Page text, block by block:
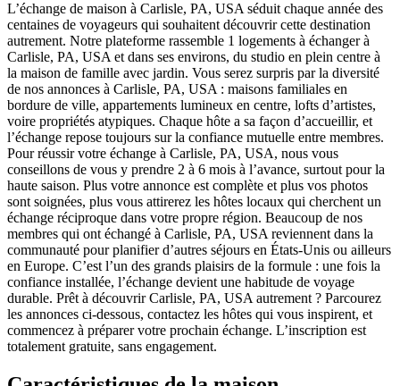
L’échange de maison à Carlisle, PA, USA séduit chaque année des
centaines de voyageurs qui souhaitent découvrir cette destination
autrement. Notre plateforme rassemble 1 logements à échanger à
Carlisle, PA, USA et dans ses environs, du studio en plein centre à
la maison de famille avec jardin. Vous serez surpris par la diversité
de nos annonces à Carlisle, PA, USA : maisons familiales en
bordure de ville, appartements lumineux en centre, lofts d’artistes,
voire propriétés atypiques. Chaque hôte a sa façon d’accueillir, et
l’échange repose toujours sur la confiance mutuelle entre membres.
Pour réussir votre échange à Carlisle, PA, USA, nous vous
conseillons de vous y prendre 2 à 6 mois à l’avance, surtout pour la
haute saison. Plus votre annonce est complète et plus vos photos
sont soignées, plus vous attirerez les hôtes locaux qui cherchent un
échange réciproque dans votre propre région. Beaucoup de nos
membres qui ont échangé à Carlisle, PA, USA reviennent dans la
communauté pour planifier d’autres séjours en États-Unis ou ailleurs
en Europe. C’est l’un des grands plaisirs de la formule : une fois la
confiance installée, l’échange devient une habitude de voyage
durable. Prêt à découvrir Carlisle, PA, USA autrement ? Parcourez
les annonces ci-dessous, contactez les hôtes qui vous inspirent, et
commencez à préparer votre prochain échange. L’inscription est
totalement gratuite, sans engagement.